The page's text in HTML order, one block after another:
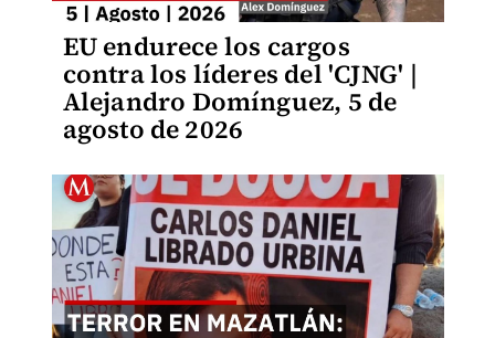
EU endurece los cargos
contra los líderes del 'CJNG' |
Alejandro Domínguez, 5 de
agosto de 2026